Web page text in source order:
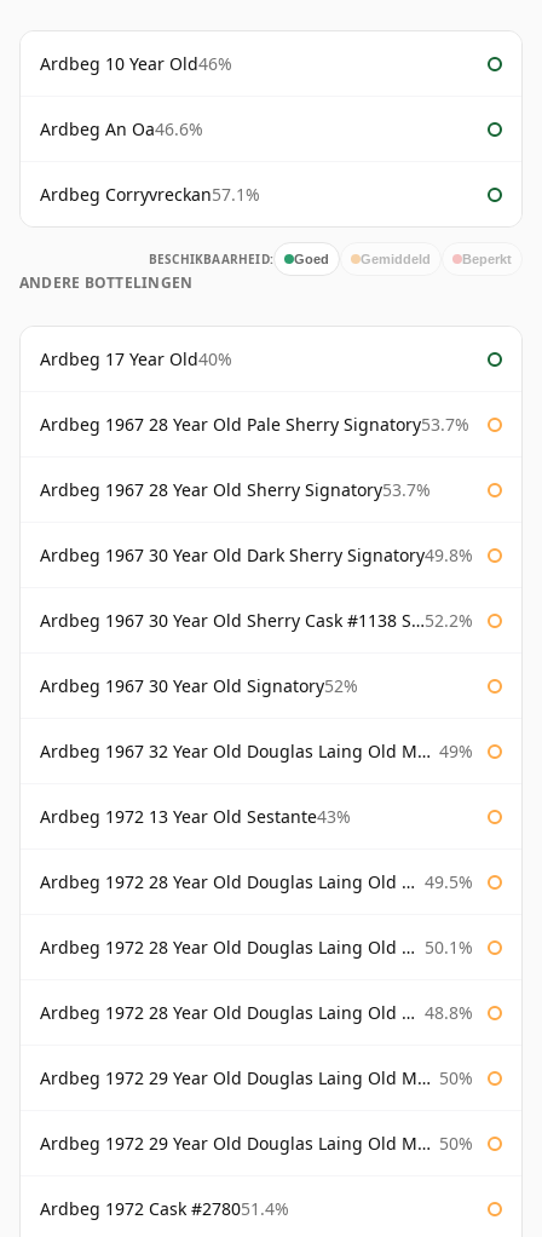
Ardbeg 10 Year Old46%
Ardbeg An Oa46.6%
Ardbeg Corryvreckan57.1%
BESCHIKBAARHEID: Goed Gemiddeld Beperkt
ANDERE BOTTELINGEN
Ardbeg 17 Year Old40%
Ardbeg 1967 28 Year Old Pale Sherry Signatory53.7%
Ardbeg 1967 28 Year Old Sherry Signatory53.7%
Ardbeg 1967 30 Year Old Dark Sherry Signatory49.8%
Ardbeg 1967 30 Year Old Sherry Cask #1138 Signatory 52.2%
Ardbeg 1967 30 Year Old Signatory52%
Ardbeg 1967 32 Year Old Douglas Laing Old Malt Cask 49%
Ardbeg 1972 13 Year Old Sestante43%
Ardbeg 1972 28 Year Old Douglas Laing Old Malt Cask 49.5%
Ardbeg 1972 28 Year Old Douglas Laing Old Malt Cask Bottled 2000 50.1%
Ardbeg 1972 28 Year Old Douglas Laing Old Malt Cask Bottled 2001 48.8%
Ardbeg 1972 29 Year Old Douglas Laing Old Malt Cask 50%
Ardbeg 1972 29 Year Old Douglas Laing Old Malt Cask Bottled 2001 50%
Ardbeg 1972 Cask #278051.4%